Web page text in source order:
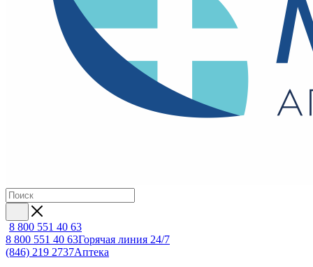
8 800 551 40 63
8 800 551 40 63Горячая линия 24/7
(846) 219 2737Аптека